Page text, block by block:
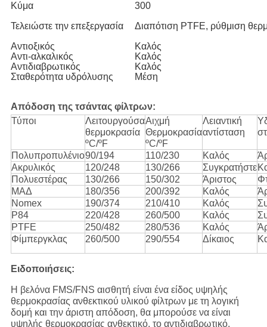
Κύμα
300
Τελειώστε την επεξεργασία
Διαπότιση PTFE, ρύθμιση
Αντιοξικός
Καλός
Αντι-αλκαλικός
Καλός
Αντιδιαβρωτικός
Καλός
Σταθερότητα υδρόλυσης
Μέση
Απόδοση της τσάντας φίλτρων:
Τύποι
Λειτουργούσα
θερμοκρασία
ºC/ºF
Αιχμή
Θερμοκρασία
ºC/ºF
Λειαντική
αντίσταση
Πολυπροπυλένιο90/194 110/230 Καλός
Ακρυλικός
120/248 130/266 Συγκρατήστε
Πολυεστέρας
130/266 150/302 Άριστος
ΜΑΔ
180/356 200/392 Καλός
Nomex
190/374 210/410 Καλός
P84
220/428 260/500 Καλός
PTFE
250/482 280/536 Καλός
Φίμπεργκλας
260/500 290/554 Δίκαιος
Ειδοποιήσεις:
Η βελόνα FMS/FNS αισθητή είναι ένα είδος υψηλής
θερμοκρασίας ανθεκτικού υλικού φίλτρων με τη λογική
δομή και την άριστη απόδοση, θα μπορούσε να είναι
υψηλής θερμοκρασίας ανθεκτικό, το αντιδιαβρωτικό,